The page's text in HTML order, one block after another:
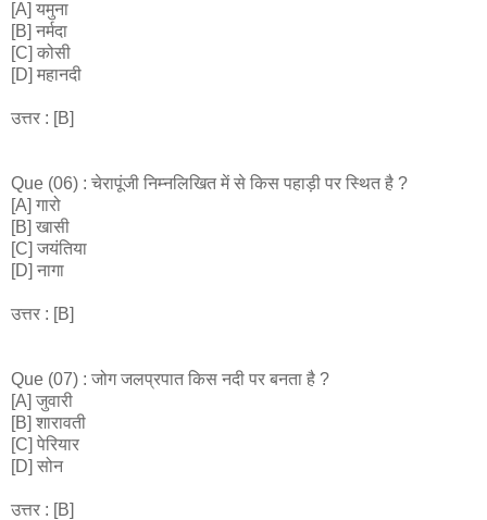
[A] यमुना
[B] नर्मदा
[C] कोसी
[D] महानदी
उत्तर : [B]
Que (06) : चेरापूंजी निम्नलिखित में से किस पहाड़ी पर स्थित है ?
[A] गारो
[B] खासी
[C] जयंतिया
[D] नागा
उत्तर : [B]
Que (07) : जोग जलप्रपात किस नदी पर बनता है ?
[A] जुवारी
[B] शारावती
[C] पेरियार
[D] सोन
उत्तर : [B]